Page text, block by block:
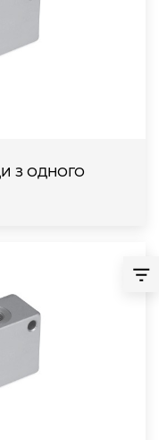
З ОДНОГО